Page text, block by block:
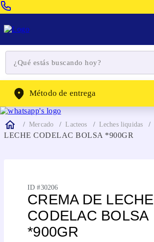
WhatsApp: (302) 262-4104
Método de entrega
Mercado Lacteos Leches liquidas
LECHE CODELAC BOLSA *900GR
ID #30206
CREMA DE LECHE
CODELAC BOLSA
*900GR